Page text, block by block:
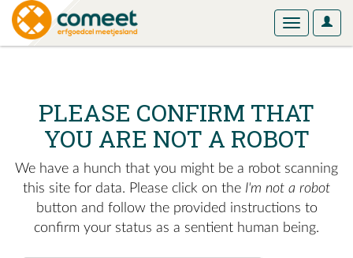
User
Toggle
PLEASE CONFIRM THAT
YOU ARE NOT A ROBOT
We have a hunch that you might be a robot scanning
this site for data. Please click on the I'm not a robot
button and follow the provided instructions to
confirm your status as a sentient human being.